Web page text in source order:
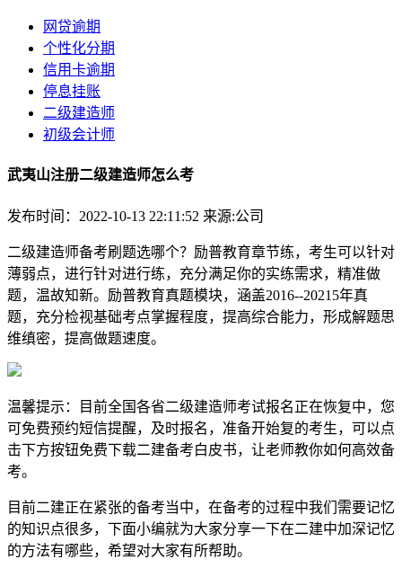
网贷逾期
个性化分期
信用卡逾期
停息挂账
二级建造师
初级会计师
武夷山注册二级建造师怎么考
发布时间：2022-10-13 22:11:52 来源:公司
二级建造师备考刷题选哪个？励普教育章节练，考生可以针对
薄弱点，进行针对进行练，充分满足你的实练需求，精准做
题，温故知新。励普教育真题模块，涵盖2016--20215年真
题，充分检视基础考点掌握程度，提高综合能力，形成解题思
维缜密，提高做题速度。
温馨提示：目前全国各省二级建造师考试报名正在恢复中，您
可免费预约短信提醒，及时报名，准备开始复的考生，可以点
击下方按钮免费下载二建备考白皮书，让老师教你如何高效备
考。
目前二建正在紧张的备考当中，在备考的过程中我们需要记忆
的知识点很多，下面小编就为大家分享一下在二建中加深记忆
的方法有哪些，希望对大家有所帮助。